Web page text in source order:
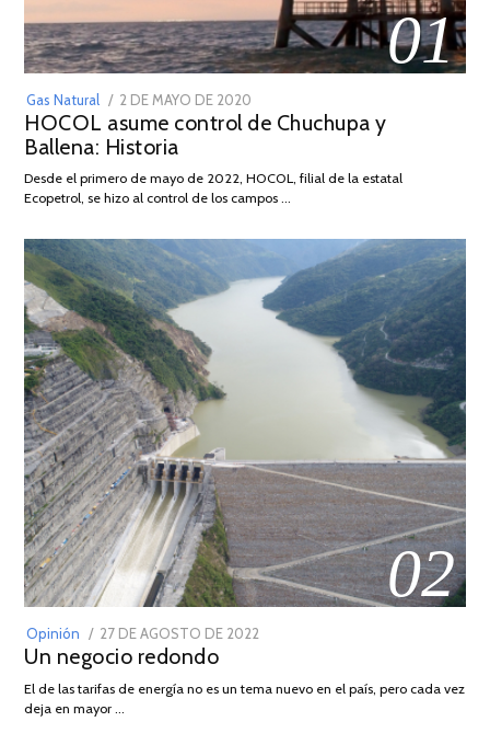
01
Gas Natural
POSTED
ON
2 DE MAYO DE 2020
DE
2026
HOCOL asume control de Chuchupa y
Ballena: Historia
Desde el primero de mayo de 2022, HOCOL, filial de la estatal
Ecopetrol, se hizo al control de los campos …
02
Opinión
POSTED
ON
27 DE AGOSTO DE 2022
DE
Un negocio redondo
El de las tarifas de energía no es un tema nuevo en el país, pero cada vez
deja en mayor …